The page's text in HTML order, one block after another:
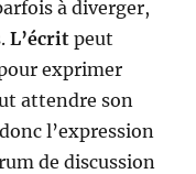
à diverger,
L’écrit peut
exprimer
attendre son
l’expression
de discussion